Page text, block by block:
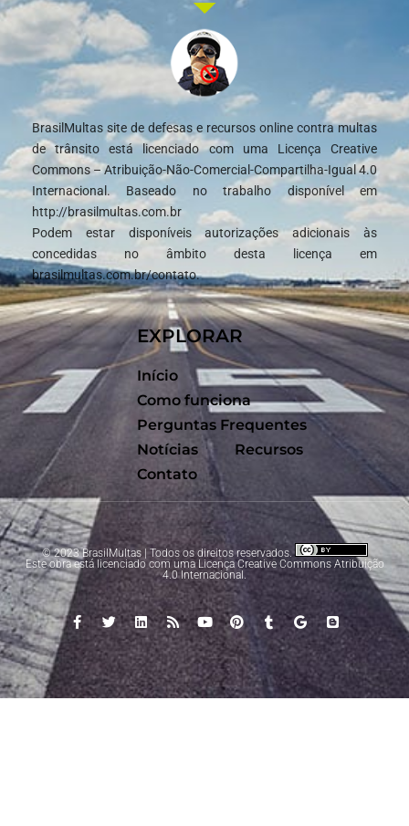
BrasilMultas site de defesas e recursos online contra multas
de trânsito está licenciado com uma Licença Creative
Commons – Atribuição-Não-Comercial-Compartilha-Igual 4.0
Internacional. Baseado no trabalho disponível em
http://brasilmultas.com.br
Podem estar disponíveis autorizações adicionais às
concedidas no âmbito desta licença em
brasilmultas.com.br/contato.
EXPLORAR
Início
Como funciona
Perguntas Frequentes
Notícias
Recursos
Contato
© 2023 BrasilMultas | Todos os direitos reservados.
Este obra está licenciado com uma LicençaCreative Commons Atribuição
4.0 Internacional